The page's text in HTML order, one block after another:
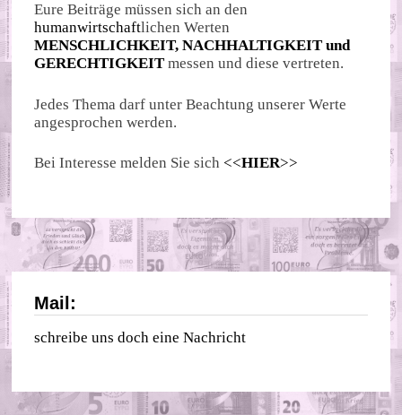
Eure Beiträge müssen sich an den
humanwirtschaftlichen Werten
MENSCHLICHKEIT, NACHHALTIGKEIT und
GERECHTIGKEIT messen und diese vertreten.
Jedes Thema darf unter Beachtung unserer Werte
angesprochen werden.
Bei Interesse melden Sie sich <<HIER>>
Mail:
schreibe uns doch eine Nachricht